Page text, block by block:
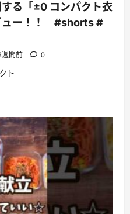
る「±0 コンパクト衣
ュー！！ #shorts #
週間前 0
ト